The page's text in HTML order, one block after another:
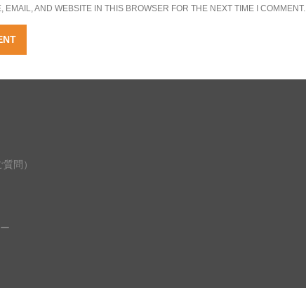
EMAIL, AND WEBSITE IN THIS BROWSER FOR THE NEXT TIME I COMMENT.
問）